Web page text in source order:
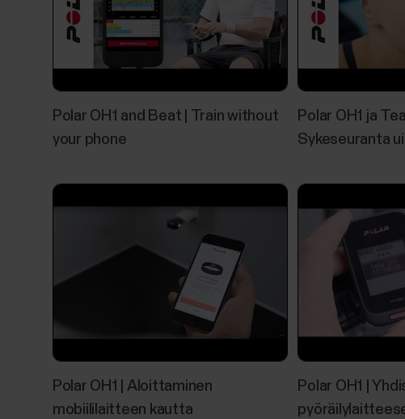
Polar OH1 and Beat | Train without
your phone
Polar OH1 ja
Sykeseuranta
Polar OH1 | Aloittaminen‬
mobiililaitteen kautta‬‬
Polar OH1 |